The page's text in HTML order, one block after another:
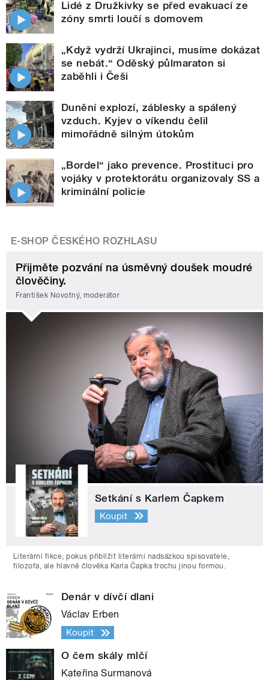
Lidé z Družkivky se před evakuací ze
zóny smrti loučí s domovem
„Když vydrží Ukrajinci, musíme dokázat
se nebát.“ Oděský půlmaraton si
zaběhli i Češi
Dunění explozí, záblesky a spálený
vzduch. Kyjev o víkendu čelil
mimořádně silným útokům
„Bordel“ jako prevence. Prostituci pro
vojáky v protektorátu organizovaly SS a
kriminální policie
E-SHOP ČESKÉHO ROZHLASU
Přijměte pozvání na úsměvný doušek moudré
člověčiny.
František Novotný, moderátor
Setkání s Karlem Čapkem
Koupit
Literární fikce, pokus přiblížit literární nadsázkou spisovatele,
filozofa, ale hlavně člověka Karla Čapka trochu jinou formou.
Denár v dívčí dlani
Václav Erben
Koupit
O čem skály mlčí
Kateřina Surmanová